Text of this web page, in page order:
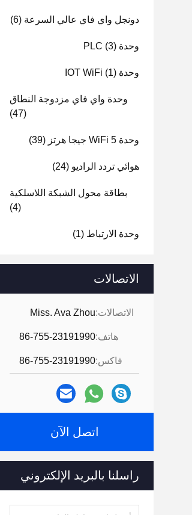
دونجل واي فاي عالي السرعة (6)
وحدة PLC (3)
وحدة IOT WiFi (1)
وحدة واي فاي مزدوجة النطاق
(47)
وحدة WiFi 5 جيجا هرتز (39)
هوائي تردد الراديو (24)
بطاقة محول الشبكة اللاسلكية
(4)
وحدة الارتباط (1)
الاتصالات
الاتصالات:Miss. Ava Zhou
هاتف:86-755-23191990
فاكس:86-755-23191990
اتصل الآن
راسلنا بالبريد الإلكتروني